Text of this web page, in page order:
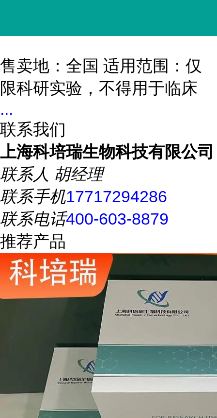
售卖地：全国 适用范围：仅
限科研实验，不得用于临床
...
联系我们
上海科培瑞生物科技有限公司
联系人 胡经理
联系手机17717294286
联系电话400-603-8879
推荐产品